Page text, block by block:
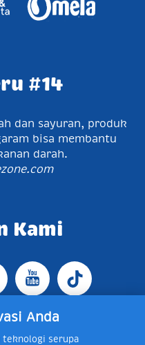
#14
dan sayuran, produk
bisa membantu
darah.
Kami
Anda
teknologi serupa